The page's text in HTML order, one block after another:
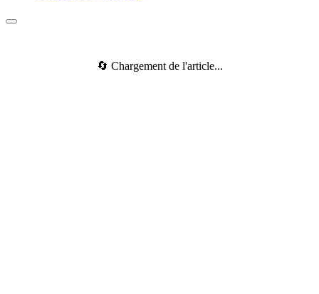
🔄 Chargement de l'article...